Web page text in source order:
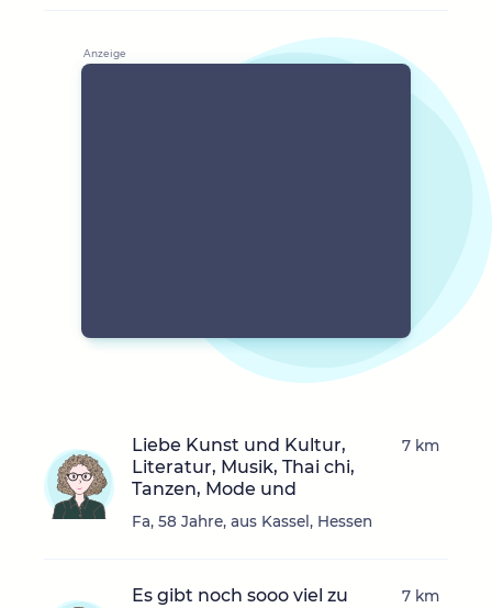
Liebe Kunst und Kultur,
Literatur, Musik, Thai chi,
Tanzen, Mode und
Fa, 58 Jahre, aus Kassel, Hessen
7 km
Es gibt noch sooo viel zu
7 km